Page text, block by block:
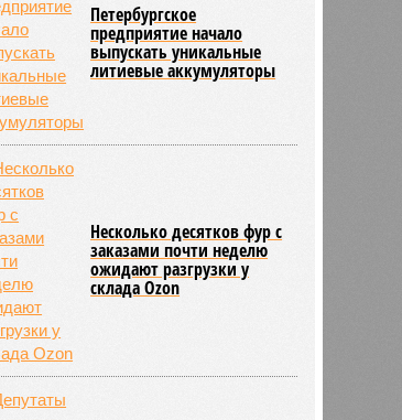
Петербургское
предприятие начало
выпускать уникальные
литиевые аккумуляторы
Несколько десятков фур с
заказами почти неделю
ожидают разгрузки у
склада Ozon